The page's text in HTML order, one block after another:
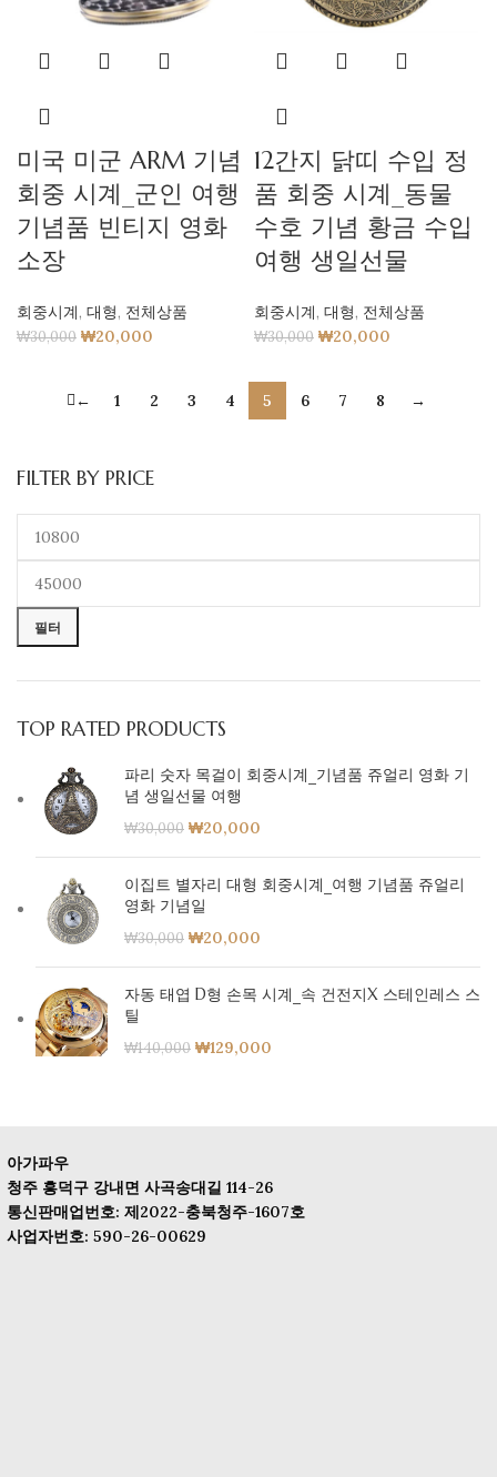
FILTER BY PRICE
필터
TOP RATED PRODUCTS
파리 숫자 목걸이 회중시계_기념품 쥬얼리 영화 기
념 생일선물 여행
₩30,000 ₩20,000
이집트 별자리 대형 회중시계_여행 기념품 쥬얼리
영화 기념일
₩30,000 ₩20,000
자동 태엽 D형 손목 시계_속 건전지X 스테인레스 스
틸
₩140,000 ₩129,000
미국 미군 ARM 기념
회중 시계_군인 여행
기념품 빈티지 영화
소장
회중시계, 대형, 전체상품
₩30,000 ₩20,000
12간지 닭띠 수입 정
품 회중 시계_동물
수호 기념 황금 수입
여행 생일선물
회중시계, 대형, 전체상품
₩30,000 ₩20,000
← 1 2 3 4 5 6 7 8 →
아가파우
청주 흥덕구 강내면 사곡송대길 114-26
통신판매업번호: 제2022-충북청주-1607호
사업자번호: 590-26-00629